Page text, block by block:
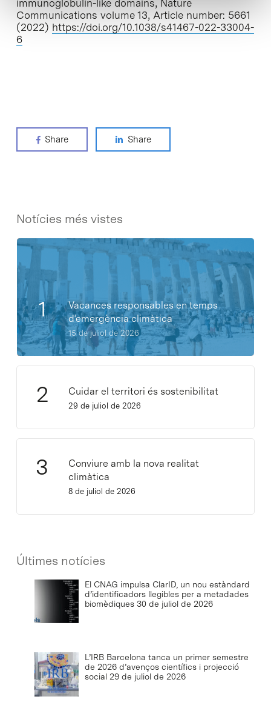
immunoglobulin-like domains, Nature
Communications volume 13, Article number: 5661
(2022) https://doi.org/10.1038/s41467-022-33004-
6
Share Share
Notícies més vistes
Vacances responsables en temps
d’emergència climàtica
15 de juliol de 2026
Cuidar el territori és sostenibilitat
29 de juliol de 2026
Conviure amb la nova realitat
climàtica
8 de juliol de 2026
Últimes notícies
El CNAG impulsa ClarID, un nou estàndard
d’identificadors llegibles per a metadades
biomèdiques 30 de juliol de 2026
L’IRB Barcelona tanca un primer semestre
de 2026 d’avenços científics i projecció
social 29 de juliol de 2026